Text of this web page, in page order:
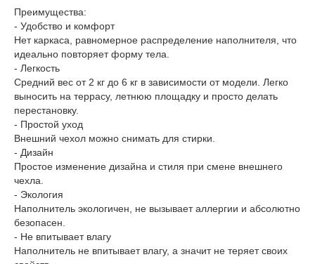
Преимущества:
- Удобство и комфорт
Нет каркаса, равномерное распределение наполнителя, что
идеально повторяет форму тела.
- Легкость
Средний вес от 2 кг до 6 кг в зависимости от модели. Легко
выносить на террасу, летнюю площадку и просто делать
перестановку.
- Простой уход
Внешний чехол можно снимать для стирки.
- Дизайн
Простое изменение дизайна и стиля при смене внешнего
чехла.
- Экология
Наполнитель экологичен, не вызывает аллергии и абсолютно
безопасен.
- Не впитывает влагу
Наполнитель не впитывает влагу, а значит не теряет своих